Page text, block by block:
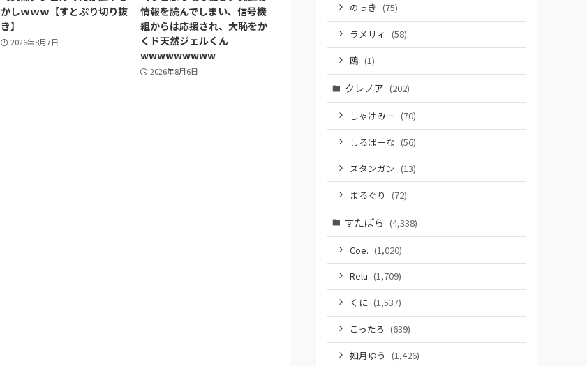
かしｗｗｗ【すとぷり切り抜
き】
2026年8月7日
情報を読んでしまい、信号機
組からは応援され、大恥をか
くド天然ジェルくん
wwwwwwwww
2026年8月6日
のっき (75)
ラメリィ (58)
鴎 (1)
クレノア (202)
しゃけみー (70)
しるばーな (56)
スタンガン (13)
まるぐり (72)
すたぽら (4,338)
Coe. (1,020)
Relu (1,709)
くに (1,537)
こったろ (639)
如月ゆう (1,426)